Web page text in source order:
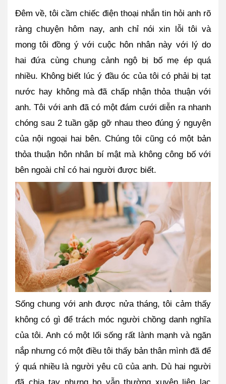
Đêm về, tôi cầm chiếc điện thoại nhắn tin hỏi anh rõ
ràng chuyện hôm nay, anh chỉ nói xin lỗi tôi và
mong tôi đồng ý với cuộc hôn nhân này với lý do
hai đứa cùng chung cảnh ngộ bị bố mẹ ép quá
nhiều. Không biết lúc ý đầu óc của tôi có phải bị tạt
nước hay không mà đã chấp nhận thỏa thuận với
anh. Tôi với anh đã có một đám cưới diễn ra nhanh
chóng sau 2 tuần gặp gỡ nhau theo đúng ý nguyện
của nội ngoại hai bên. Chúng tôi cũng có một bản
thỏa thuận hôn nhân bí mật mà không công bố với
bên ngoài chỉ có hai người được biết.
Sống chung với anh được nửa tháng, tôi cảm thấy
không có gì để trách móc người chồng danh nghĩa
của tôi. Anh có một lối sống rất lành mạnh và ngăn
nắp nhưng có một điều tôi thấy bản thân mình đã để
ý quá nhiều là người yêu cũ của anh. Dù hai người